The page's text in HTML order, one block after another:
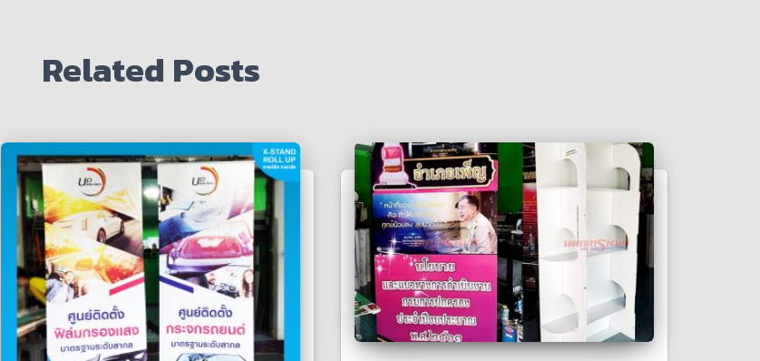
Related Posts